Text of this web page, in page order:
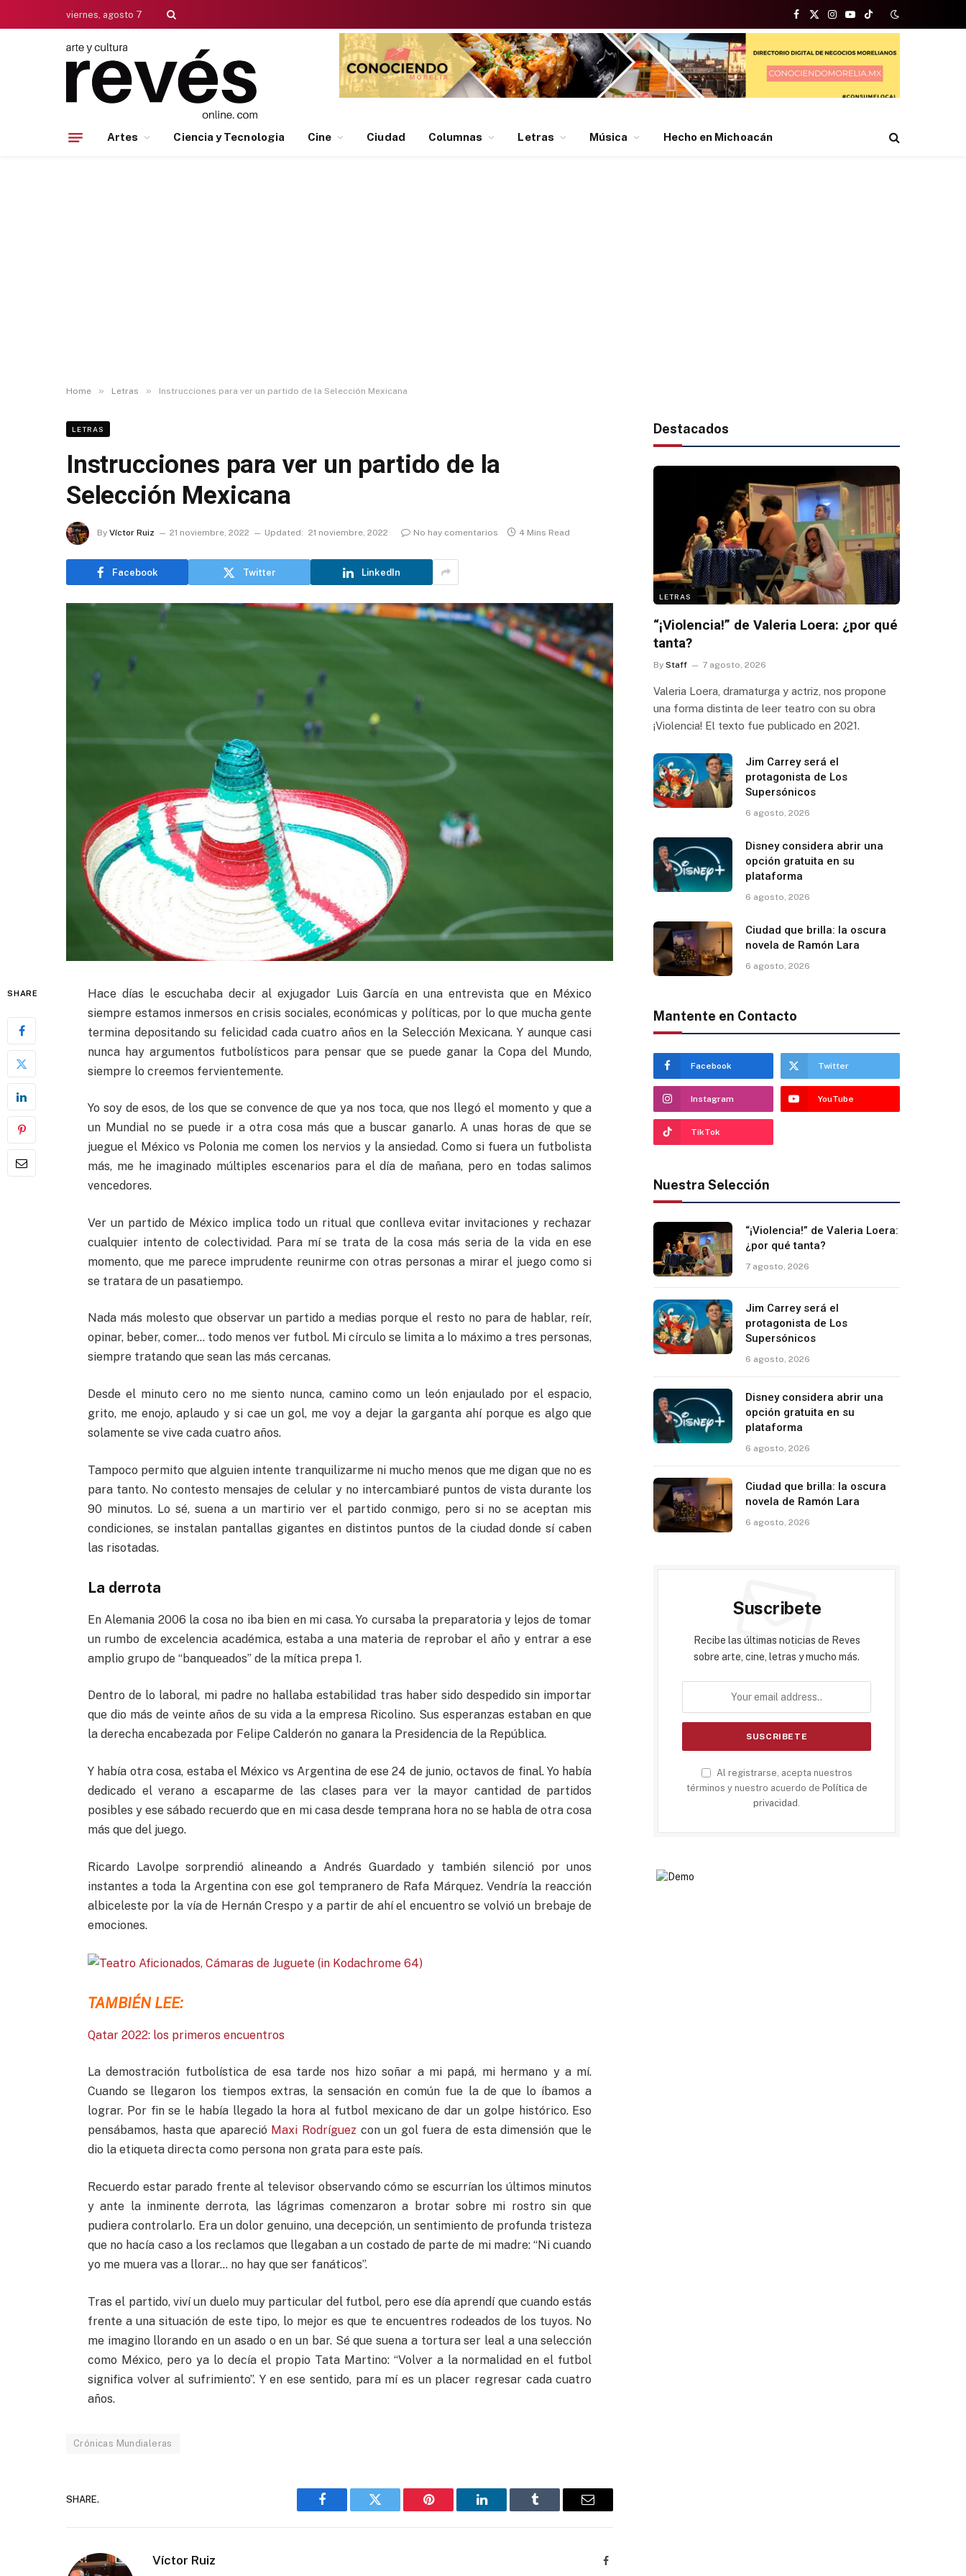
viernes, agosto 7
Facebook
X
(Twitter)
Instagram
YouTubeTikTok
Artes Ciencia y Tecnologia Cine Ciudad Columnas Letras Música Hecho en Michoacán
Home » Letras » Instrucciones para ver un partido de la Selección Mexicana
LETRAS
Instrucciones para ver un partido de la
Selección Mexicana
By Víctor Ruiz 21 noviembre, 2022 Updated: 21 noviembre, 2022 No hay comentarios 4 Mins Read
Facebook Twitter LinkedIn
SHARE
Hace días le escuchaba decir al exjugador Luis García en una entrevista que en México
siempre estamos inmersos en crisis sociales, económicas y políticas, por lo que mucha gente
termina depositando su felicidad cada cuatro años en la Selección Mexicana. Y aunque casi
nunca hay argumentos futbolísticos para pensar que se puede ganar la Copa del Mundo,
siempre lo creemos fervientemente.
Yo soy de esos, de los que se convence de que ya nos toca, que nos llegó el momento y que a
un Mundial no se puede ir a otra cosa más que a buscar ganarlo. A unas horas de que se
juegue el México vs Polonia me comen los nervios y la ansiedad. Como si fuera un futbolista
más, me he imaginado múltiples escenarios para el día de mañana, pero en todas salimos
vencedores.
Ver un partido de México implica todo un ritual que conlleva evitar invitaciones y rechazar
cualquier intento de colectividad. Para mí se trata de la cosa más seria de la vida en ese
momento, que me parece imprudente reunirme con otras personas a mirar el juego como si
se tratara de un pasatiempo.
Nada más molesto que observar un partido a medias porque el resto no para de hablar, reír,
opinar, beber, comer… todo menos ver futbol. Mi círculo se limita a lo máximo a tres personas,
siempre tratando que sean las más cercanas.
Desde el minuto cero no me siento nunca, camino como un león enjaulado por el espacio,
grito, me enojo, aplaudo y si cae un gol, me voy a dejar la garganta ahí porque es algo que
solamente se vive cada cuatro años.
Tampoco permito que alguien intente tranquilizarme ni mucho menos que me digan que no es
para tanto. No contesto mensajes de celular y no intercambiaré puntos de vista durante los
90 minutos. Lo sé, suena a un martirio ver el partido conmigo, pero si no se aceptan mis
condiciones, se instalan pantallas gigantes en distintos puntos de la ciudad donde sí caben
las risotadas.
La derrota
En Alemania 2006 la cosa no iba bien en mi casa. Yo cursaba la preparatoria y lejos de tomar
un rumbo de excelencia académica, estaba a una materia de reprobar el año y entrar a ese
amplio grupo de “banqueados” de la mítica prepa 1.
Dentro de lo laboral, mi padre no hallaba estabilidad tras haber sido despedido sin importar
que dio más de veinte años de su vida a la empresa Ricolino. Sus esperanzas estaban en que
la derecha encabezada por Felipe Calderón no ganara la Presidencia de la República.
Y había otra cosa, estaba el México vs Argentina de ese 24 de junio, octavos de final. Yo había
dedicado el verano a escaparme de las clases para ver la mayor cantidad de partidos
posibles y ese sábado recuerdo que en mi casa desde temprana hora no se habla de otra cosa
más que del juego.
Ricardo Lavolpe sorprendió alineando a Andrés Guardado y también silenció por unos
instantes a toda la Argentina con ese gol tempranero de Rafa Márquez. Vendría la reacción
albiceleste por la vía de Hernán Crespo y a partir de ahí el encuentro se volvió un brebaje de
emociones.
TAMBIÉN LEE:
Qatar 2022: los primeros encuentros
La demostración futbolística de esa tarde nos hizo soñar a mi papá, mi hermano y a mí.
Cuando se llegaron los tiempos extras, la sensación en común fue la de que lo íbamos a
lograr. Por fin se le había llegado la hora al futbol mexicano de dar un golpe histórico. Eso
pensábamos, hasta que apareció Maxi Rodríguez con un gol fuera de esta dimensión que le
dio la etiqueta directa como persona non grata para este país.
Recuerdo estar parado frente al televisor observando cómo se escurrían los últimos minutos
y ante la inminente derrota, las lágrimas comenzaron a brotar sobre mi rostro sin que
pudiera controlarlo. Era un dolor genuino, una decepción, un sentimiento de profunda tristeza
que no hacía caso a los reclamos que llegaban a un costado de parte de mi madre: “Ni cuando
yo me muera vas a llorar… no hay que ser fanáticos”.
Tras el partido, viví un duelo muy particular del futbol, pero ese día aprendí que cuando estás
frente a una situación de este tipo, lo mejor es que te encuentres rodeados de los tuyos. No
me imagino llorando en un asado o en un bar. Sé que suena a tortura ser leal a una selección
como México, pero ya lo decía el propio Tata Martino: “Volver a la normalidad en el futbol
significa volver al sufrimiento”. Y en ese sentido, para mí es un placer regresar cada cuatro
años.
Crónicas Mundialeras
SHARE.
Facebook Twitter Pinterest LinkedIn Tumblr Email
Víctor Ruiz Facebook
Destacados
LETRAS
“¡Violencia!” de Valeria Loera: ¿por qué
tanta?
By Staff 7 agosto, 2026
Valeria Loera, dramaturga y actriz, nos propone
una forma distinta de leer teatro con su obra
¡Violencia! El texto fue publicado en 2021.
Jim Carrey será el
protagonista de Los
Supersónicos
6 agosto, 2026
Disney considera abrir una
opción gratuita en su
plataforma
6 agosto, 2026
Ciudad que brilla: la oscura
novela de Ramón Lara
6 agosto, 2026
Mantente en Contacto
Facebook Twitter
Instagram YouTube
TikTok
Nuestra Selección
“¡Violencia!” de Valeria Loera:
¿por qué tanta?
7 agosto, 2026
Jim Carrey será el
protagonista de Los
Supersónicos
6 agosto, 2026
Disney considera abrir una
opción gratuita en su
plataforma
6 agosto, 2026
Ciudad que brilla: la oscura
novela de Ramón Lara
6 agosto, 2026
Suscribete
Recibe las últimas noticias de Reves
sobre arte, cine, letras y mucho más.
Al registrarse, acepta nuestros
términos y nuestro acuerdo de Política de
privacidad